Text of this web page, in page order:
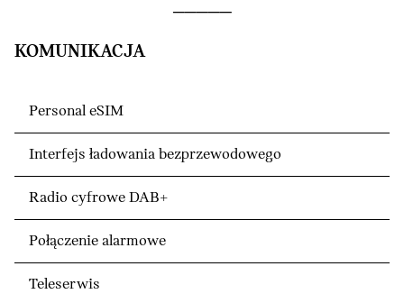
KOMUNIKACJA
Personal eSIM
Interfejs ładowania bezprzewodowego
Radio cyfrowe DAB+
Połączenie alarmowe
Teleserwis